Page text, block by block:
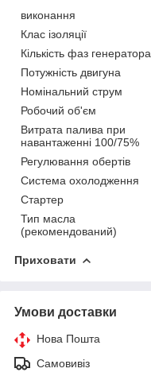
виконання
Клас ізоляції
Кількість фаз генератора
Потужність двигуна
Номінальний струм
Робочий об'єм
Витрата палива при
навантаженні 100/75%
Регулювання обертів
Система охолодження
Стартер
Тип масла
(рекомендований)
Приховати
Умови доставки
Нова Пошта
Самовивіз